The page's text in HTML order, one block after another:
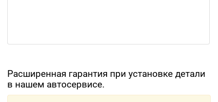
Расширенная гарантия при установке детали
в нашем автосервисе.